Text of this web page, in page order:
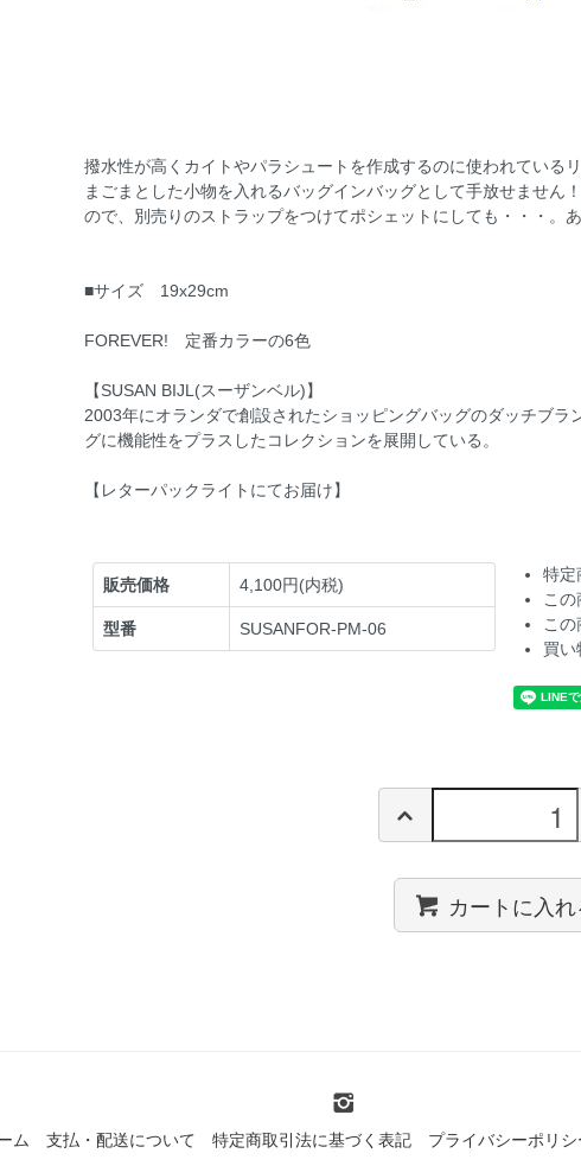
撥水性が高くカイトやパラシュートを作成するのに使われている
まごまとした小物を入れるバッグインバッグとして手放せません
ので、別売りのストラップをつけてポシェットにしても・・・。
■サイズ 19x29cm
FOREVER! 定番カラーの6色
【SUSAN BIJL(スーザンベル)】
2003年にオランダで創設されたショッピングバッグのダッチブラ
グに機能性をプラスしたコレクションを展開している。
【レターパックライトにてお届け】
販売価格 4,100円(内税)
型番 SUSANFOR-PM-06
特定
この
この
買い
カートに入れ
ム 支払・配送について 特定商取引法に基づく表記 プライバシーポリシ